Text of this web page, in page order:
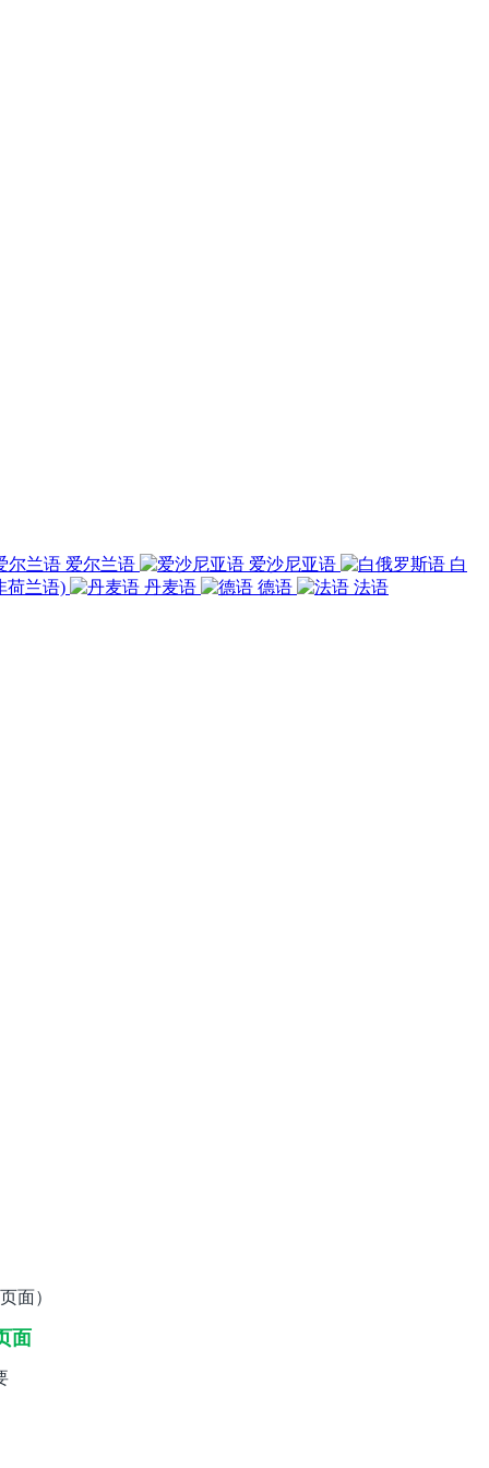
爱尔兰语 爱沙尼亚语
白
荷兰语)
丹麦语 德语 法语
面）
面